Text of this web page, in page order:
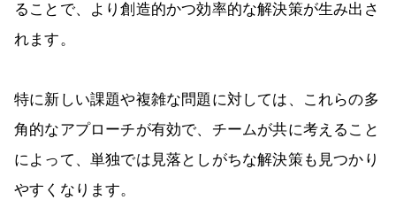
ることで、より創造的かつ効率的な解決策が生み出さ
れます。
特に新しい課題や複雑な問題に対しては、これらの多
角的なアプローチが有効で、チームが共に考えること
によって、単独では見落としがちな解決策も見つかり
やすくなります。